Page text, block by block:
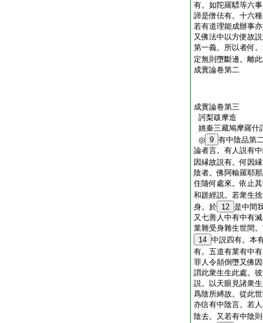
有。如陀羅驃等六
諦是僧佉有。十六
若有道理能成辦事
又佛法中以方便故
第一義。所以者何
定無則墮斷邊。離
成實論卷第二
成實論卷第三
訶梨跋摩造
姚秦三藏鳩摩羅什
◎ 9 有中陰品第
論者言。有人説有
因縁故説有。何因
陰者。佛阿輸羅耶
住隨何處來。依止
和蹉經説。若衆生
身。於 12 是中間
又七善人中有中有
業雜受身雜生世間
14 中説四有。本
有。五道有業有中
罪人令顛倒墮又佛
謂此衆生生此處。
説。以天眼見諸衆
爲陰所縛故。從此
亦信有中陰言。若
陰去。又若有中陰